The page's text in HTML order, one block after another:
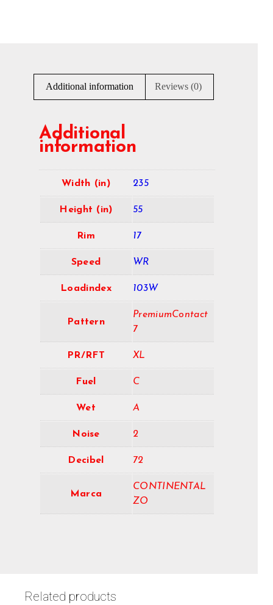
Additional information Reviews (0)
Additional
information
Width (in) 235
Height (in) 55
Rim 17
Speed WR
Loadindex 103W
Pattern
PremiumContact
7
PR/RFT XL
Fuel C
Wet A
Noise 2
Decibel 72
Marca
CONTINENTAL
ZO
Related products